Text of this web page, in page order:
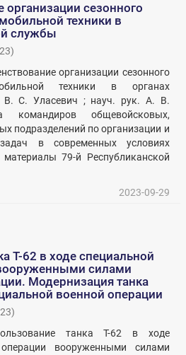
сезонного
техники в
службы
)
организации сезонного
техники в органах
В. С. Уласевич ; науч. рук. А. В.
общевойсковых,
подразделений по организации и
в современных условиях
79-й Республиканской
2023-09-29
Т-62 в ходе специальной
силами
Модернизация танка
военной операции
)
танка Т-62 в ходе
вооруженными силами